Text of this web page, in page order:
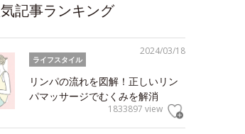
記事ランキング
2024/03/18
ライフスタイル
リンパの流れを図解！正しいリン
パマッサージでむくみを解消
1833897 view